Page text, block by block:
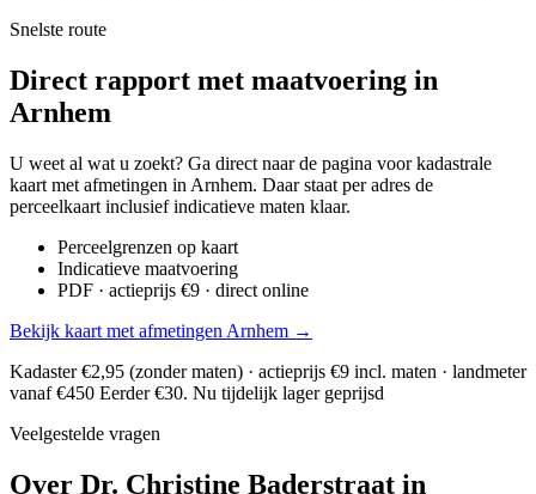
Snelste route
Direct rapport met maatvoering in
Arnhem
U weet al wat u zoekt? Ga direct naar de pagina voor kadastrale
kaart met afmetingen in Arnhem. Daar staat per adres de
perceelkaart inclusief indicatieve maten klaar.
Perceelgrenzen op kaart
Indicatieve maatvoering
PDF · actieprijs €9 · direct online
Bekijk kaart met afmetingen Arnhem →
Kadaster €2,95 (zonder maten) · actieprijs €9 incl. maten · landmeter
vanaf €450 Eerder €30. Nu tijdelijk lager geprijsd
Veelgestelde vragen
Over Dr. Christine Baderstraat in